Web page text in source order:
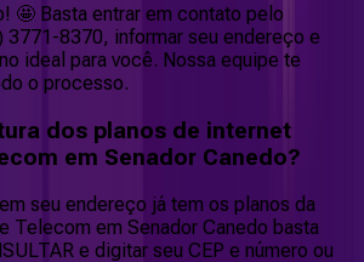
🤩 Basta entrar em contato pelo
3771-8370, informar seu endereço e
ideal para você. Nossa equipe te
o processo.
dos planos de internet
em Senador Canedo?
seu endereço já tem os planos da
Telecom em Senador Canedo basta
e digitar seu CEP e número ou